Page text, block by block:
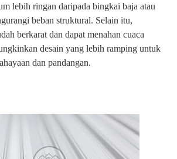
lebih ringan daripada bingkai baja atau
beban struktural. Selain itu,
berkarat dan dapat menahan cuaca
desain yang lebih ramping untuk
dan pandangan.